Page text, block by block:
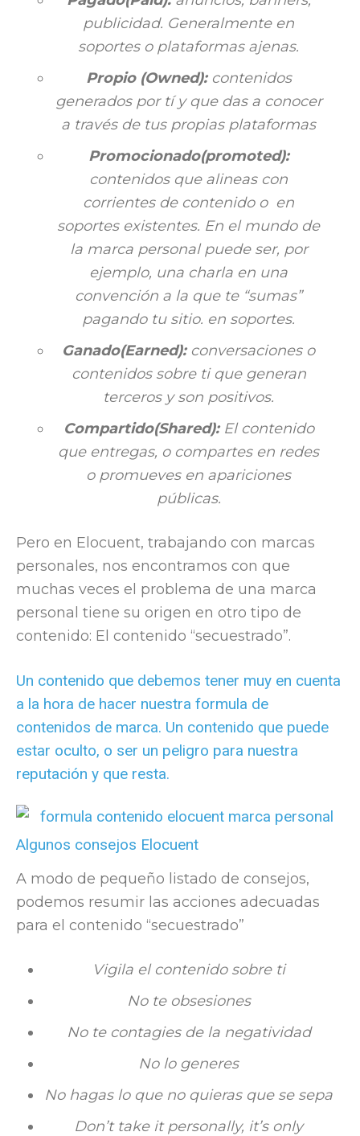
publicidad. Generalmente en
soportes o plataformas ajenas.
Propio (Owned):contenidos
generados por tí y que das a conocer
a través de tus propias plataformas
Promocionado(promoted):
contenidos que alineas con
corrientes de contenido o en
soportes existentes. En el mundo de
la marca personal puede ser, por
ejemplo, una charla en una
convención a la que te “sumas”
pagando tu sitio. en soportes.
Ganado(Earned):conversaciones o
contenidos sobre ti que generan
terceros y son positivos.
Compartido(Shared):El contenido
que entregas, o compartes en redes
o promueves en apariciones
públicas.
Pero en Elocuent, trabajando con marcas
personales, nos encontramos con que
muchas veces el problema de una marca
personal tiene su origen en otro tipo de
contenido: El contenido “secuestrado”.
Un contenido que debemos tener muy en cuenta
a la hora de hacer nuestra formula de
contenidos de marca. Un contenido que puede
estar oculto, o ser un peligro para nuestra
reputación y que resta.
Algunos consejos Elocuent
A modo de pequeño listado de consejos,
podemos resumir las acciones adecuadas
para el contenido “secuestrado”
Vigila el contenido sobre ti
No te obsesiones
No te contagies de la negatividad
No lo generes
No hagas lo que no quieras que se sepa
Don’t take it personally, it’s only